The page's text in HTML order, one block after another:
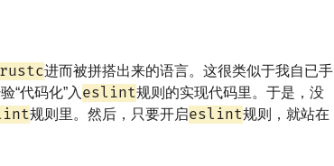
rustc进而被拼搭出来的语言。这很类似于我自已手
“代码化”入 eslint规则的实现代码里。于是，没
规则里。然后，只要开启eslint规则，就站在